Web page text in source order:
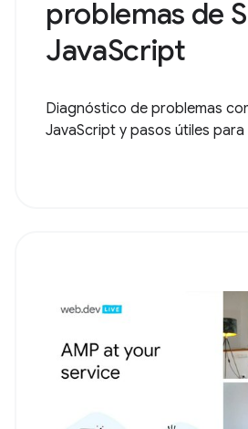
problemas de
JavaScript
Diagnóstico de problemas
JavaScript y pasos útiles